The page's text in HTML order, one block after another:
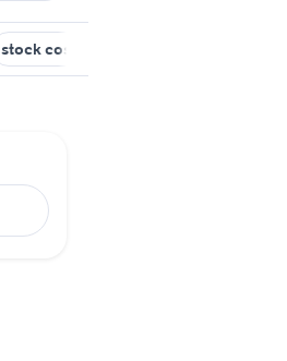
stock cosmetici